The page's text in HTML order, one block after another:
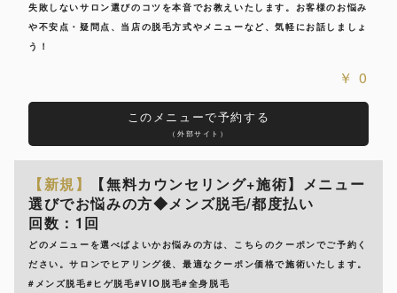
失敗しないサロン選びのコツを本音でお教えいたします。お客様のお悩み
や不安点・疑問点、当店の脱毛方式やメニューなど、気軽にお話しましょ
う！
0
このメニューで予約する
（外部サイト）
【新規】
【無料カウンセリング+施術】メニュー
選びでお悩みの方◆メンズ脱毛/都度払い
回数：1回
どのメニューを選べばよいかお悩みの方は、こちらのクーポンでご予約く
ださい。サロンでヒアリング後、最適なクーポン価格で施術いたします。
#メンズ脱毛#ヒゲ脱毛#VIO脱毛#全身脱毛